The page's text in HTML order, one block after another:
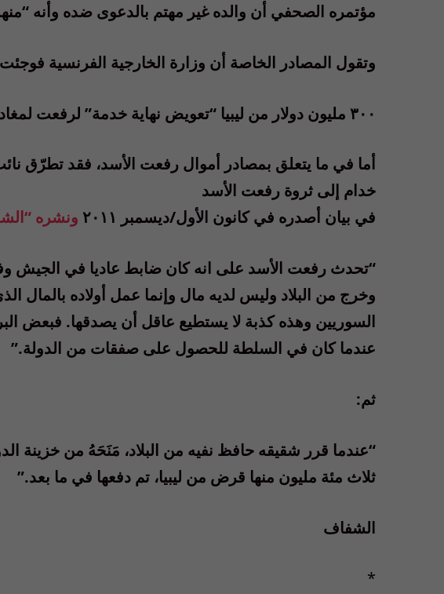
مؤتمره الصحفي أن والده غير مهتم بالدعوى ضده وأنه
وتقول المصادر الخاصة أن وزارة الخارجية الفرنسية
٣٠٠ مليون دولار من ليبيا “تعويض نهاية خدمة” لرفعت لمغادرة سوريا
أما في ما يتعلق بمصادر أموال رفعت الأسد، فقد تطرّق
خدام إلى ثروة رفعت الأسد
في بيان أصدره في كانون الأول/ديسمبر ٢٠١١
ونشره
“تحدث رفعت الأسد على انه كان ضابط عاديا في الجيش وفي
وخرج من البلاد وليس لديه مال وإنما عمل أولاده بالمال
السوريين وهذه كذبة لا يستطيع عاقل أن يصدقها. فبعض
عندما كان في السلطة للحصول على صفقات من الدولة.”
ثم:
“عندما قرر شقيقه حافظ نفيه من البلاد، مَنَحَهُ من خزينة
ثلاث مئة مليون منها قرض من ليبيا، تم دفعها في ما بعد.”
الشفاف
*